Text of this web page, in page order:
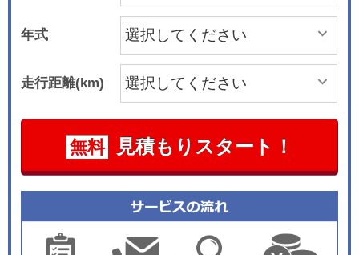
年式
走行距離(km)
無料 見積もりスタート！